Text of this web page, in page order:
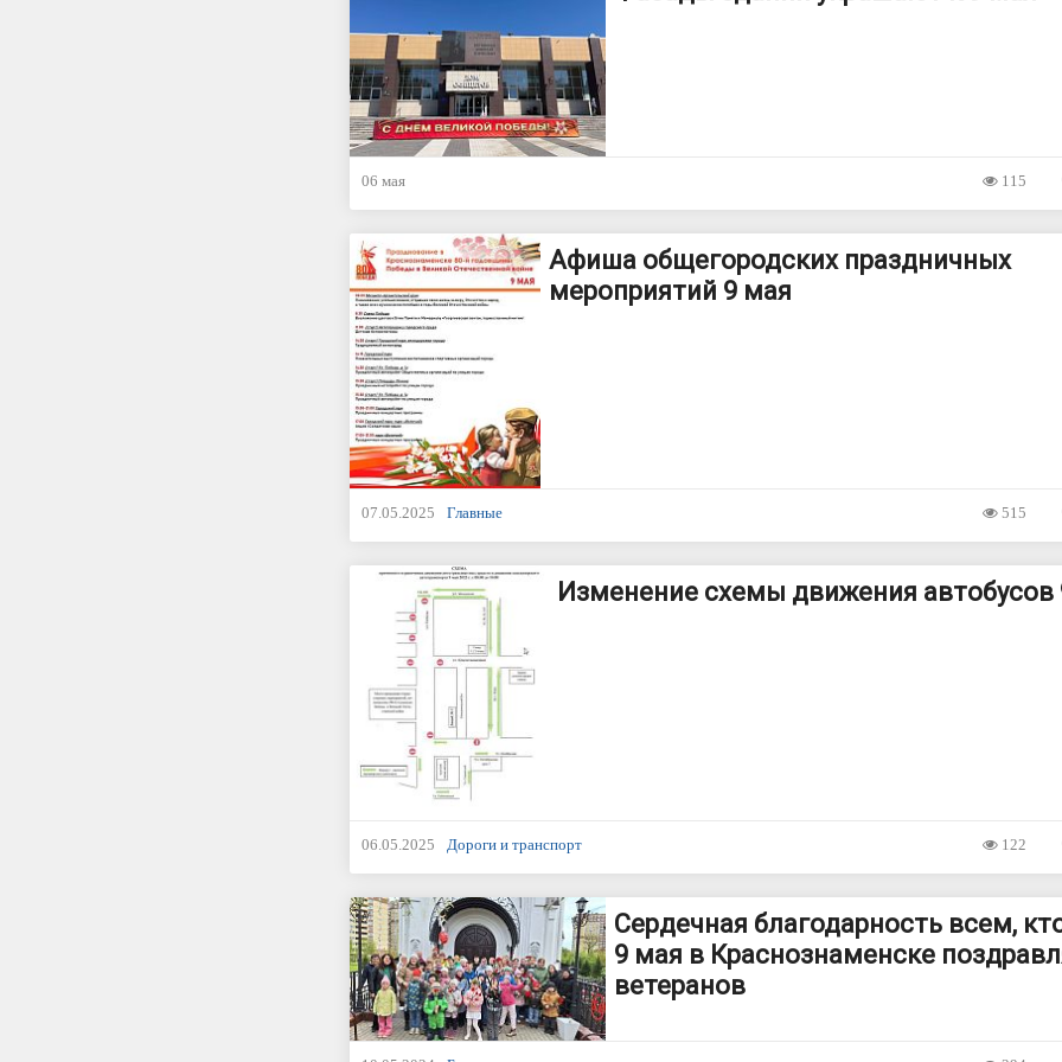
06 мая 115
Афиша общегородских праздничных
мероприятий 9 мая
07.05.2025 Главные 515
Изменение схемы движения автобусов
06.05.2025 Дороги и транспорт 122
Сердечная благодарность всем,
9 мая в Краснознаменске
ветеранов